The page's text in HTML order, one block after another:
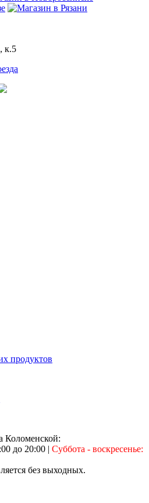
к.5
Коломенской:
до 20:00 | Суббота - воскресенье:
без выходных.